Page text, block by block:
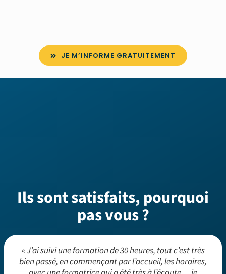
JE M’INFORME GRATUITEMENT
Ils sont satisfaits, pourquoi
pas vous ?
« J’ai suivi une formation de 30 heures, tout c’est très
bien passé, en commençant par l’accueil, les horaires,